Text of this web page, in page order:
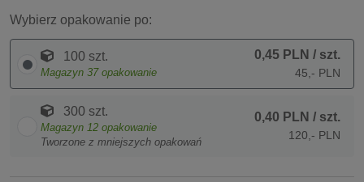
Wybierz opakowanie po:
100 szt.
Magazyn 37 opakowanie
0,45 PLN / szt.
45,- PLN
300 szt.
Magazyn 12 opakowanie
Tworzone z mniejszych opakowań
0,40 PLN / szt.
120,- PLN